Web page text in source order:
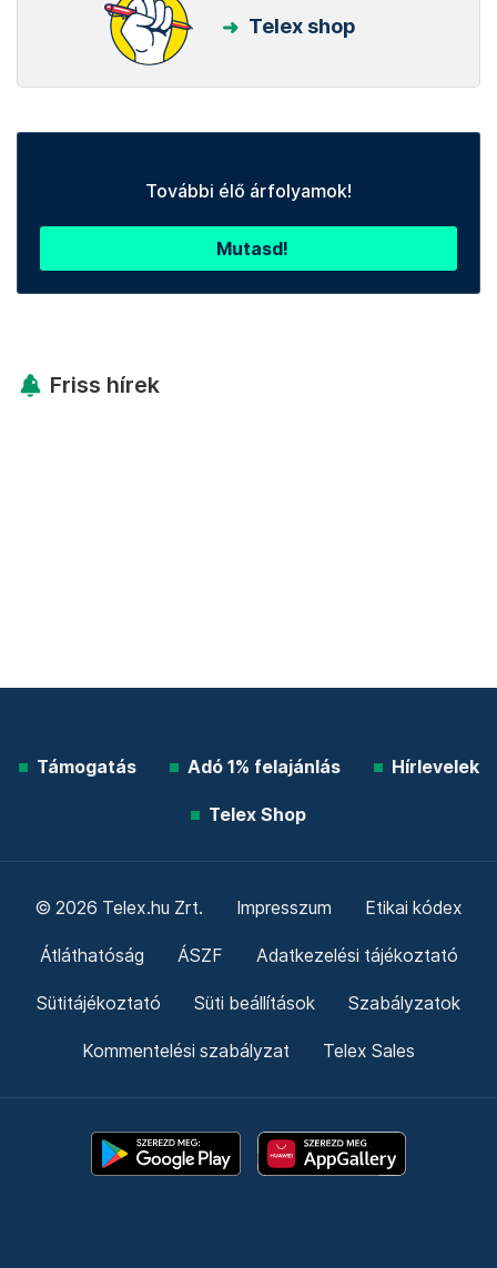
Telex shop
További élő árfolyamok!
Mutasd!
Friss hírek
Támogatás Adó 1% felajánlás Hírlevelek
Telex Shop
© 2026 Telex.hu Zrt. Impresszum Etikai kódex
Átláthatóság ÁSZF Adatkezelési tájékoztató
Sütitájékoztató Süti beállítások Szabályzatok
Kommentelési szabályzat Telex Sales